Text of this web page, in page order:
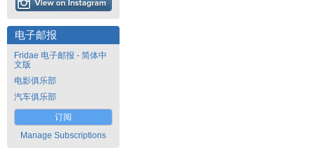
电子邮报
Fridae 电子邮报 - 简体中
文版
电影俱乐部
汽车俱乐部
订阅
Manage Subscriptions